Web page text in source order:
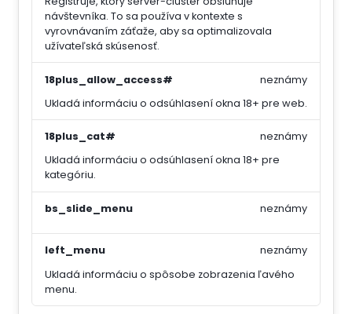
návštevníka. To sa používa v kontexte s
vyrovnávaním záťaže, aby sa optimalizovala
užívateľská skúsenosť.
18plus_allow_access#
Ukladá informáciu o odsúhlasení okna 18+ pre web.
neznámy
18plus_cat#
Ukladá informáciu o odsúhlasení okna 18+ pre
kategóriu.
neznámy
bs_slide_menu neznámy
left_menu
Ukladá informáciu o spôsobe zobrazenia ľavého
menu.
neznámy